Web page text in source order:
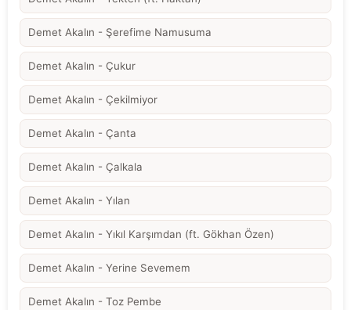
Demet Akalın - Şerefime Namusuma
Demet Akalın - Çukur
Demet Akalın - Çekilmiyor
Demet Akalın - Çanta
Demet Akalın - Çalkala
Demet Akalın - Yılan
Demet Akalın - Yıkıl Karşımdan (ft. Gökhan Özen)
Demet Akalın - Yerine Sevemem
Demet Akalın - Toz Pembe